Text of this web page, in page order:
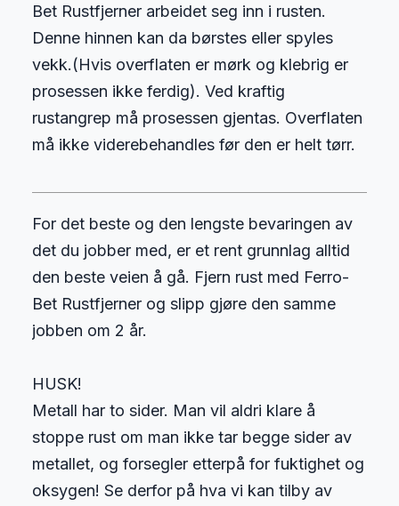
Bet Rustfjerner arbeidet seg inn i rusten.
Denne hinnen kan da børstes eller spyles
vekk.(Hvis overflaten er mørk og klebrig er
prosessen ikke ferdig). Ved kraftig
rustangrep må prosessen gjentas. Overflaten
må ikke viderebehandles før den er helt tørr.
For det beste og den lengste bevaringen av
det du jobber med, er et rent grunnlag alltid
den beste veien å gå. Fjern rust med Ferro-
Bet Rustfjerner og slipp gjøre den samme
jobben om 2 år.
HUSK!
Metall har to sider. Man vil aldri klare å
stoppe rust om man ikke tar begge sider av
metallet, og forsegler etterpå for fuktighet og
oksygen! Se derfor på hva vi kan tilby av